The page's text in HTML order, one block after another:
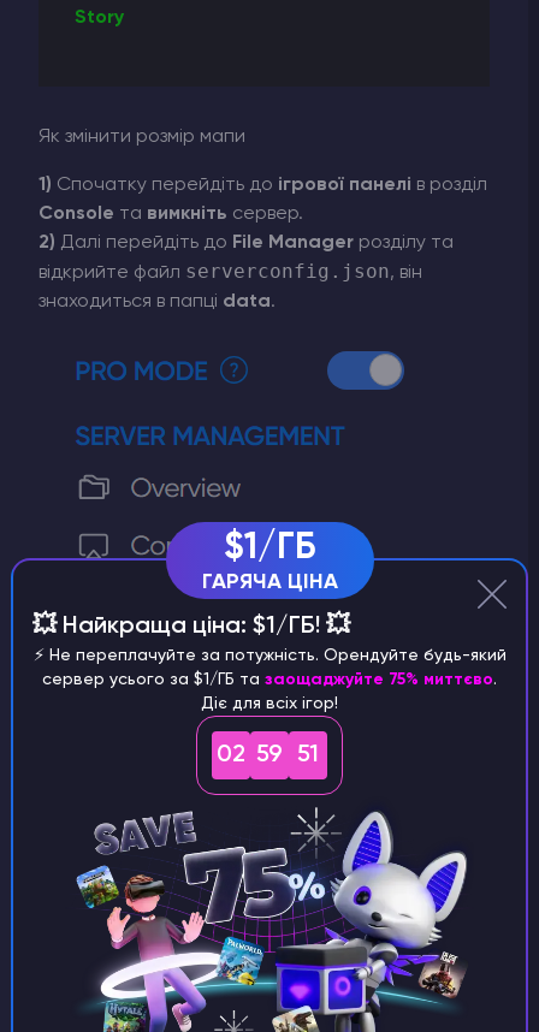
Story
Як змінити розмір мапи
1) Спочатку перейдіть до ігрової панелі в розділ
Console та вимкніть сервер.
2) Далі перейдіть до File Manager розділу та
відкрийте файл serverconfig.json, він
знаходиться в папці data.
$1/ГБ
ГАРЯЧА ЦІНА
💥 Найкраща ціна: $1/ГБ! 💥
⚡️ Не переплачуйте за потужність. Орендуйте будь-який
сервер усього за $1/ГБ та заощаджуйте 75% миттєво.
Діє для всіх ігор!
02 59 51